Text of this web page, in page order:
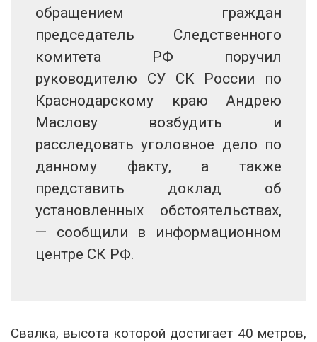
обращением граждан
председатель Следственного
комитета РФ поручил
руководителю СУ СК России по
Краснодарскому краю Андрею
Маслову возбудить и
расследовать уголовное дело по
данному факту, а также
представить доклад об
установленных обстоятельствах,
— сообщили в информационном
центре СК РФ.
Свалка, высота которой достигает 40 метров,